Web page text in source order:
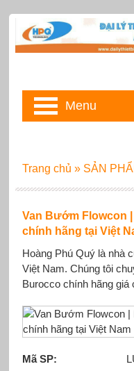
Van Bướm Flowcon
chính hãng tại Việt
Hoàng Phú Quý là nhà
Việt Nam. Chúng tôi
Burocco chính hãng giá
Mã SP:
Trang chủ » SẢN
Menu